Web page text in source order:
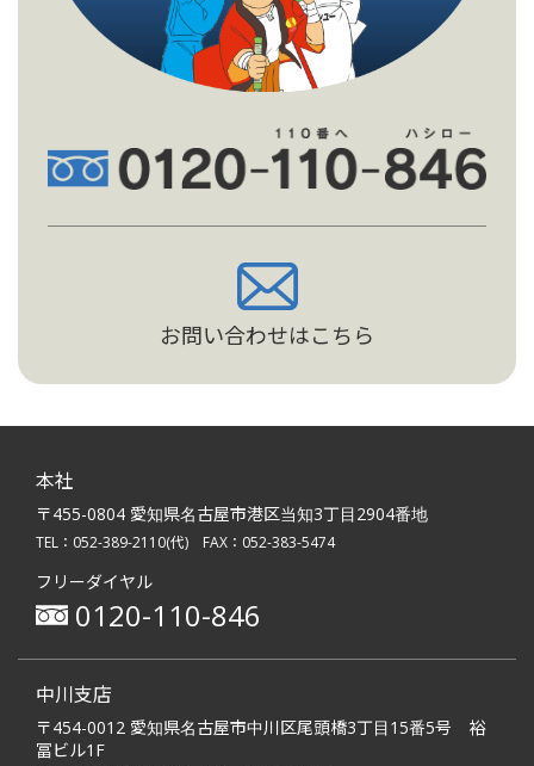
お問い合わせはこちら
本社
〒455-0804 愛知県名古屋市港区当知3丁目2904番地
TEL： 052-389-2110(代) FAX：052-383-5474
フリーダイヤル
0120-110-846
中川支店
〒454-0012 愛知県名古屋市中川区尾頭橋3丁目15番5号 裕
冨ビル1F